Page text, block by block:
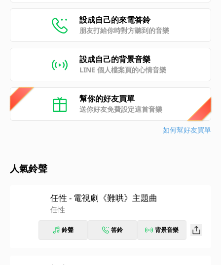
設成自己的來電答鈴
朋友打給你時對方聽到的音樂
設成自己的背景音樂
LINE 個人檔案頁的心情音樂
幫你的好友買單
送你好友免費設定這首音樂
如何幫好友買單
人氣鈴聲
任性 - 電視劇《難哄》主題曲
任性
鈴聲 答鈴 背景音樂